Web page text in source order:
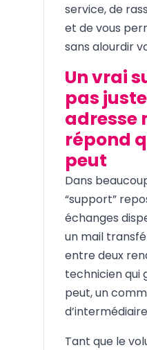
service, de
et de vous
sans alourdir
Un vrai
pas
adresse
répond
peut
Dans
“support”
échanges
un mail
entre deux
technicien qui
peut, un
Tant que le